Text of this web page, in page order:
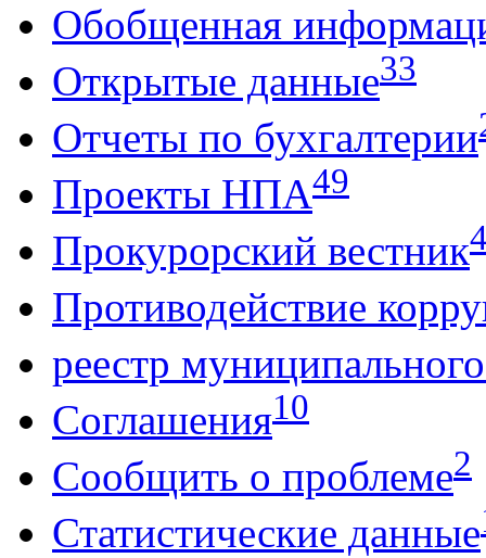
Обобщенная
Открытые данные33
Отчеты по бухгалтерии
Проекты НПА49
Прокурорский вестник
Противодействие
реестр
Соглашения10
Сообщить о проблеме2
Статистические данные